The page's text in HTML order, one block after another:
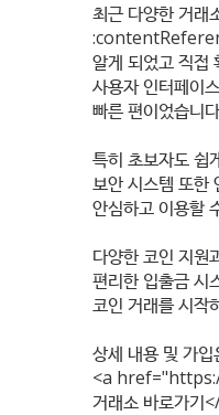
최근 다양한 거래
알게 되었고 직접
사용자 인터페이
빠른 편이었습니
특히 초보자도 쉽
보안 시스템 또한
안심하고 이용할
다양한 코인 지원
편리한 입출금 시
코인 거래를 시작
상세 내용 및 가
<a href="
거래소 바로가기